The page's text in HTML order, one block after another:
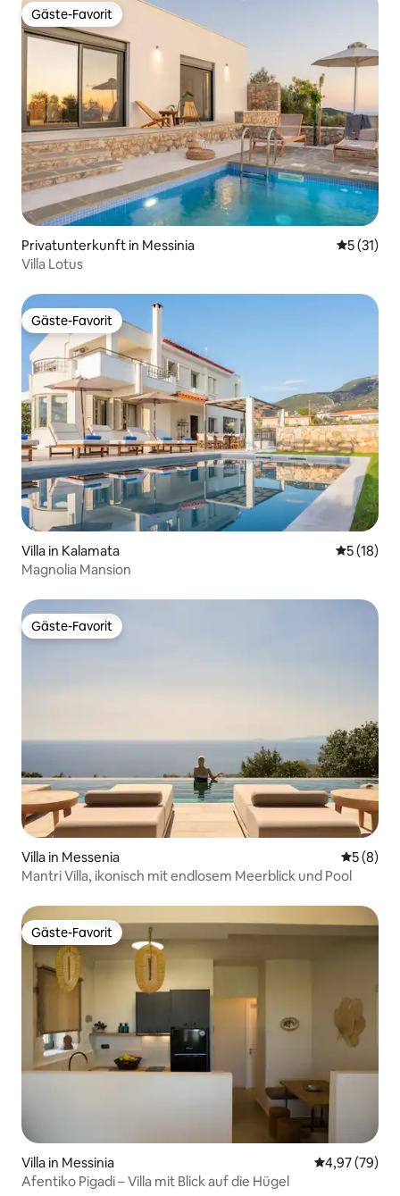
Gäste-Favorit
Gäste-Favorit
Privatunterkunft in Messinia
5 (31)
Villa Lotus
Gäste-Favorit
Gäste-Favorit
Villa in Kalamata
5 (18)
Magnolia Mansion
Gäste-Favorit
Gäste-Favorit
Villa in Messenia
5 (8)
Mantri Villa, ikonisch mit endlosem Meerblick und Pool
Gäste-Favorit
Gäste-Favorit
Villa in Messinia
4,97 (79)
Afentiko Pigadi – Villa mit Blick auf die Hügel